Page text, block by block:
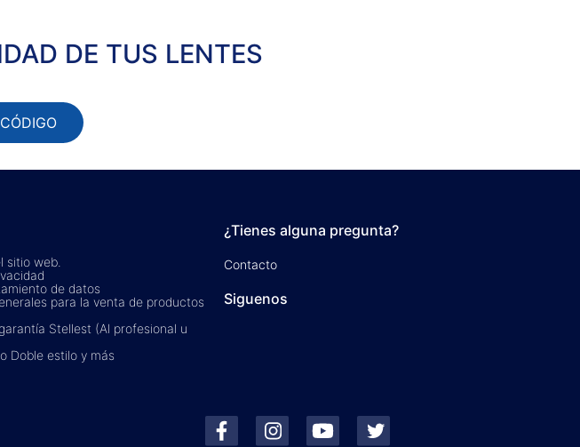
DE TUS LENTES
sitio web.
de datos
para la venta de productos
Stellest (Al profesional u
Doble estilo y más
¿Tienes alguna pregunta?
Contacto
Siguenos